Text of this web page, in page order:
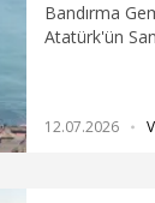
Bandırma
Atatürk'ün
12.07.2026